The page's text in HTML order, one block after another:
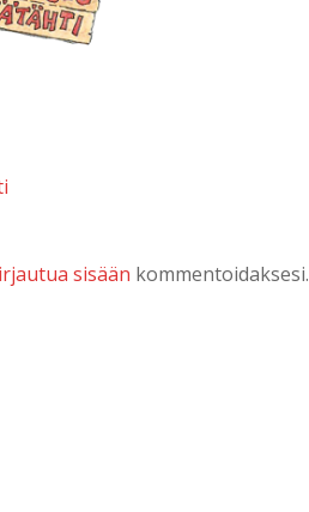
sisään kommentoidaksesi.